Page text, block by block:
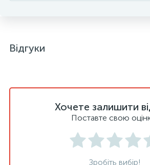
Відгуки
Хочете залишити
Поставте свою
Зробіть вибір!